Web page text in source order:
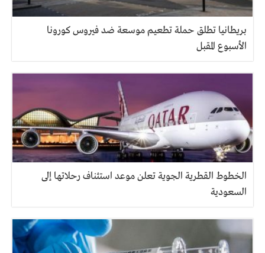
بريطانيا تطلق حملة تطعيم موسعة ضد فيروس كورونا
الأسبوع المقبل
الخطوط القطرية الجوية تعلن موعد استئناف رحلاتها إلى
السعودية